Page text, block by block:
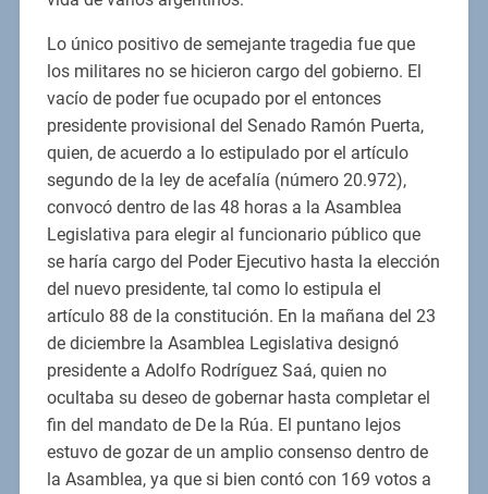
Lo único positivo de semejante tragedia fue que
los militares no se hicieron cargo del gobierno. El
vacío de poder fue ocupado por el entonces
presidente provisional del Senado Ramón Puerta,
quien, de acuerdo a lo estipulado por el artículo
segundo de la ley de acefalía (número 20.972),
convocó dentro de las 48 horas a la Asamblea
Legislativa para elegir al funcionario público que
se haría cargo del Poder Ejecutivo hasta la elección
del nuevo presidente, tal como lo estipula el
artículo 88 de la constitución. En la mañana del 23
de diciembre la Asamblea Legislativa designó
presidente a Adolfo Rodríguez Saá, quien no
ocultaba su deseo de gobernar hasta completar el
fin del mandato de De la Rúa. El puntano lejos
estuvo de gozar de un amplio consenso dentro de
la Asamblea, ya que si bien contó con 169 votos a